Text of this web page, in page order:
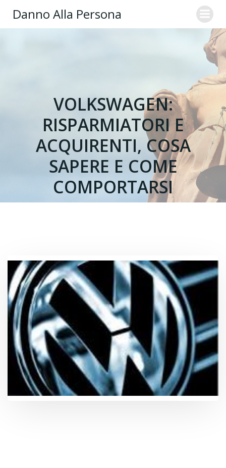
Danno Alla Persona
VOLKSWAGEN:
RISPARMIATORI E
ACQUIRENTI, COSA
SAPERE E COME
COMPORTARSI